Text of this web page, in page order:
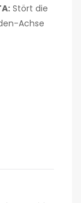
Stört die
Achse